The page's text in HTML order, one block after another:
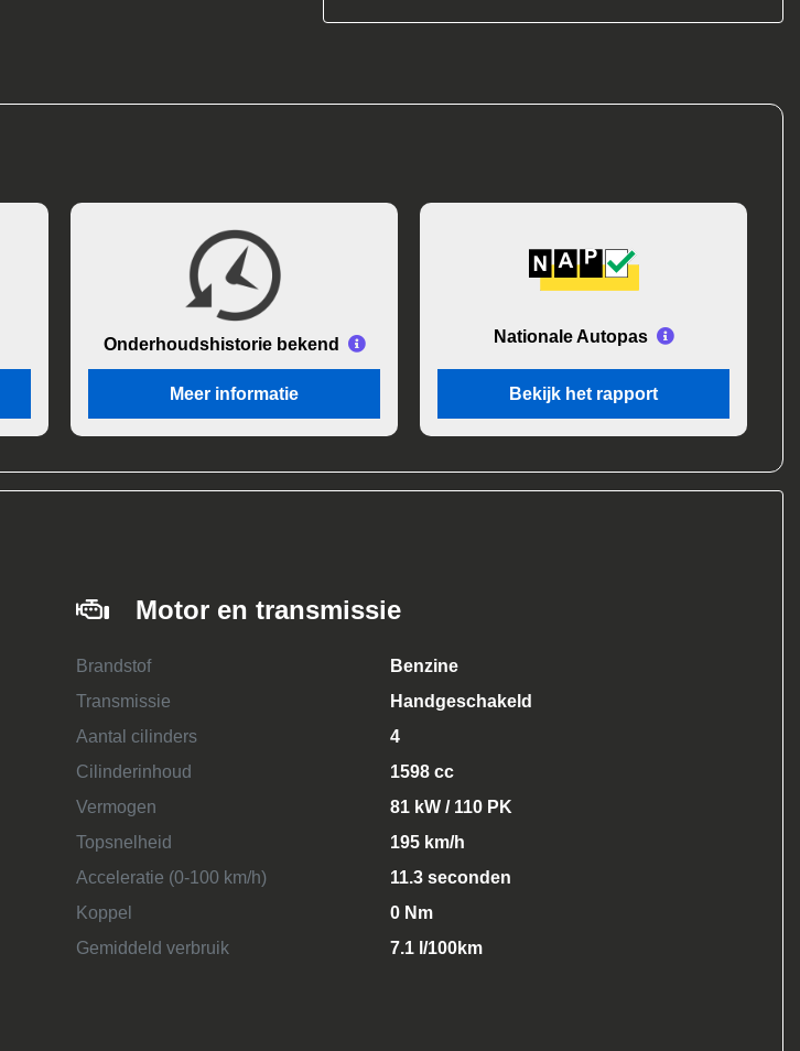
Onderhoudshistorie bekend
Meer informatie
Nationale Autopas
Bekijk het rapport
Motor en transmissie
Brandstof
Benzine
Transmissie
Handgeschakeld
Aantal cilinders
4
Cilinderinhoud
1598 cc
Vermogen
81 kW / 110 PK
Topsnelheid
195 km/h
Acceleratie (0-100 km/h)
11.3 seconden
Koppel
0 Nm
Gemiddeld verbruik
7.1 l/100km